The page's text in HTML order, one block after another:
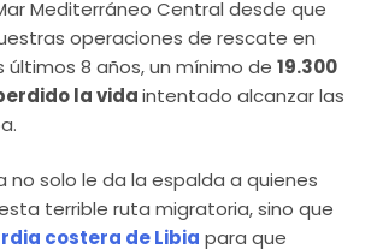
Mediterráneo Central desde que
operaciones de rescate en
últimos 8 años, un mínimo de 19.300
la vidaintentado alcanzar las
no solo le da la espalda a quienes
terrible ruta migratoria, sino que
costera de Libia para que